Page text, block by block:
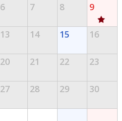
6 7 8 9
13 14 15 16
20 21 22 23
27 28 29 30